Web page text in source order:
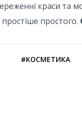
краси та
простого.
#КОСМЕТИКА